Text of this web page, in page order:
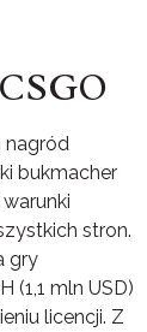
nagród
bukmacher
stron.
gry
(1,1 mln USD)
licencji. Z